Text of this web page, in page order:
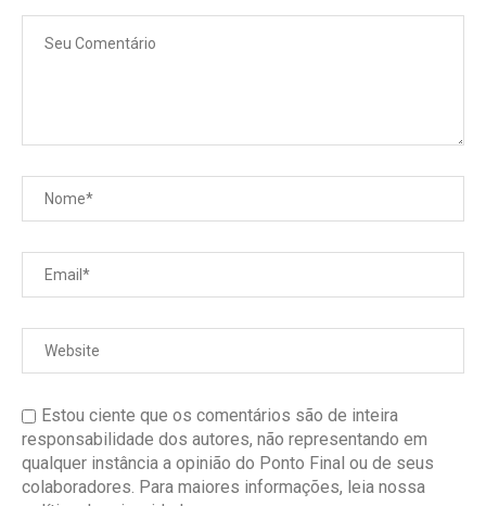
Estou ciente que os comentários são de inteira
responsabilidade dos autores, não representando em
qualquer instância a opinião do Ponto Final ou de seus
colaboradores. Para maiores informações, leia nossa